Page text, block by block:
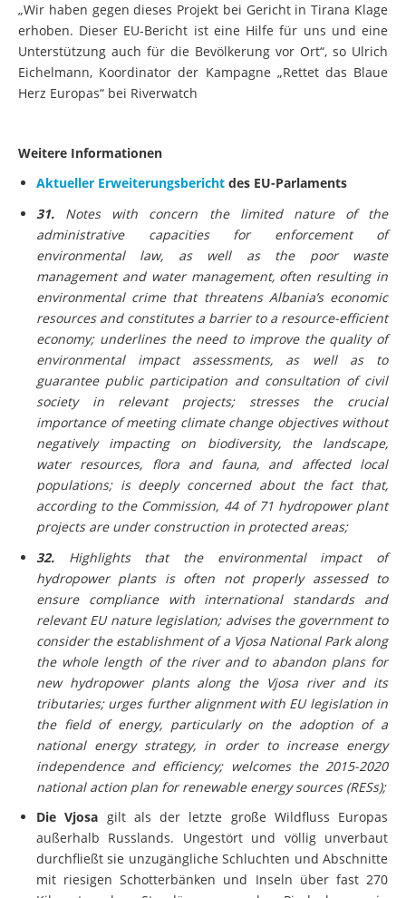
„Wir haben gegen dieses Projekt bei Gericht in Tirana Klage
erhoben. Dieser EU-Bericht ist eine Hilfe für uns und eine
Unterstützung auch für die Bevölkerung vor Ort“, so Ulrich
Eichelmann, Koordinator der Kampagne „Rettet das Blaue
Herz Europas“ bei Riverwatch
Weitere Informationen
Aktueller Erweiterungsbericht des EU-Parlaments
31. Notes with concern the limited nature of the
administrative capacities for enforcement of
environmental law, as well as the poor waste
management and water management, often resulting in
environmental crime that threatens Albania’s economic
resources and constitutes a barrier to a resource-efficient
economy; underlines the need to improve the quality of
environmental impact assessments, as well as to
guarantee public participation and consultation of civil
society in relevant projects; stresses the crucial
importance of meeting climate change objectives without
negatively impacting on biodiversity, the landscape,
water resources, flora and fauna, and affected local
populations; is deeply concerned about the fact that,
according to the Commission, 44 of 71 hydropower plant
projects are under construction in protected areas;
32. Highlights that the environmental impact of
hydropower plants is often not properly assessed to
ensure compliance with international standards and
relevant EU nature legislation; advises the government to
consider the establishment of a Vjosa National Park along
the whole length of the river and to abandon plans for
new hydropower plants along the Vjosa river and its
tributaries; urges further alignment with EU legislation in
the field of energy, particularly on the adoption of a
national energy strategy, in order to increase energy
independence and efficiency; welcomes the 2015-2020
national action plan for renewable energy sources (RESs);
Die Vjosa gilt als der letzte große Wildfluss Europas
außerhalb Russlands. Ungestört und völlig unverbaut
durchfließt sie unzugängliche Schluchten und Abschnitte
mit riesigen Schotterbänken und Inseln über fast 270